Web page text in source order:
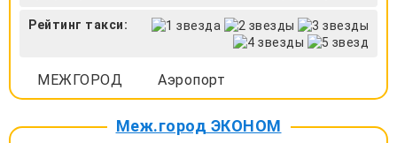
Рейтинг такси:
МЕЖГОРОД Аэропорт
Меж.город ЭКОНОМ